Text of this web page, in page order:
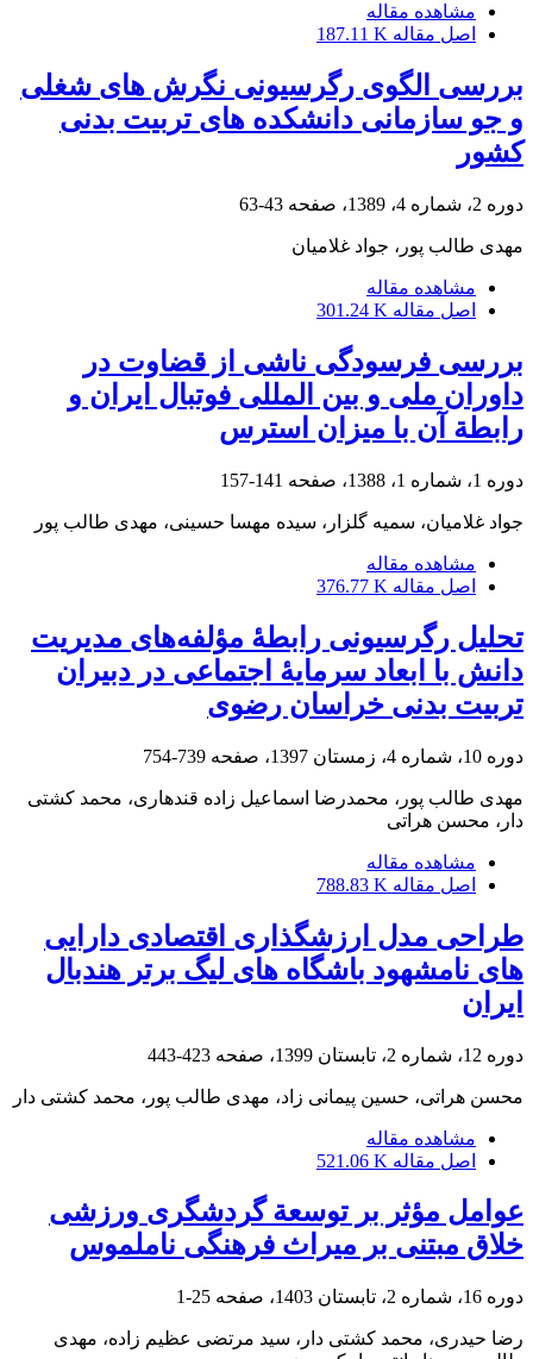
مشاهده مقاله
اصل مقاله 187.11 K
بررسی الگوی رگرسیونی نگرش های شغلی
و جو سازمانی دانشکده های تربیت بدنی
کشور
دوره 2، شماره 4، 1389، صفحه 43-63
مهدی طالب پور، جواد غلامیان
مشاهده مقاله
اصل مقاله 301.24 K
بررسی فرسودگی ناشی از قضاوت در
داوران ملی و بین المللی فوتبال ایران و
رابطة آن با میزان استرس
دوره 1، شماره 1، 1388، صفحه 141-157
جواد غلامیان، سمیه گلزار، سیده مهسا حسینی، مهدی طالب پور
مشاهده مقاله
اصل مقاله 376.77 K
تحلیل رگرسیونی رابطۀ مؤلفه‌های مدیریت
دانش با ابعاد سرمایۀ اجتماعی در دبیران
تربیت ‌بدنی خراسان رضوی
دوره 10، شماره 4، زمستان 1397، صفحه 739-754
مهدی طالب پور، محمدرضا اسماعیل زاده قندهاری، محمد کشتی
دار، محسن هراتی
مشاهده مقاله
اصل مقاله 788.83 K
طراحی مدل ارزشگذاری اقتصادی دارایی
های نامشهود باشگاه های لیگ برتر هندبال
ایران
دوره 12، شماره 2، تابستان 1399، صفحه 423-443
محسن هراتی، حسین پیمانی زاد، مهدی طالب پور، محمد کشتی دار
مشاهده مقاله
اصل مقاله 521.06 K
عوامل مؤثر بر توسعة گردشگری ورزشی
خلاق مبتنی بر میراث فرهنگی ناملموس
دوره 16، شماره 2، تابستان 1403، صفحه 25-1
رضا حیدری، محمد کشتی دار، سید مرتضی عظیم زاده، مهدی